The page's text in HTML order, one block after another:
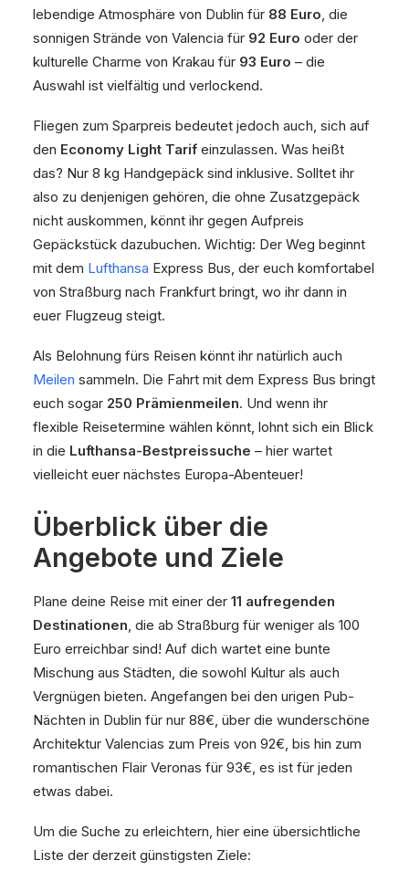
lebendige Atmosphäre von Dublin für 88 Euro, die
sonnigen Strände von Valencia für 92 Euro oder der
kulturelle Charme von Krakau für 93 Euro – die
Auswahl ist vielfältig und verlockend.
Fliegen zum Sparpreis bedeutet jedoch auch, sich auf
den Economy Light Tarif einzulassen. Was heißt
das? Nur 8 kg Handgepäck sind inklusive. Solltet ihr
also zu denjenigen gehören, die ohne Zusatzgepäck
nicht auskommen, könnt ihr gegen Aufpreis
Gepäckstück dazubuchen. Wichtig: Der Weg beginnt
mit dem Lufthansa Express Bus, der euch komfortabel
von Straßburg nach Frankfurt bringt, wo ihr dann in
euer Flugzeug steigt.
Als Belohnung fürs Reisen könnt ihr natürlich auch
Meilen sammeln. Die Fahrt mit dem Express Bus bringt
euch sogar 250 Prämienmeilen. Und wenn ihr
flexible Reisetermine wählen könnt, lohnt sich ein Blick
in die Lufthansa-Bestpreissuche – hier wartet
vielleicht euer nächstes Europa-Abenteuer!
Überblick über die
Angebote und Ziele
Plane deine Reise mit einer der 11 aufregenden
Destinationen, die ab Straßburg für weniger als 100
Euro erreichbar sind! Auf dich wartet eine bunte
Mischung aus Städten, die sowohl Kultur als auch
Vergnügen bieten. Angefangen bei den urigen Pub-
Nächten in Dublin für nur 88€, über die wunderschöne
Architektur Valencias zum Preis von 92€, bis hin zum
romantischen Flair Veronas für 93€, es ist für jeden
etwas dabei.
Um die Suche zu erleichtern, hier eine übersichtliche
Liste der derzeit günstigsten Ziele: